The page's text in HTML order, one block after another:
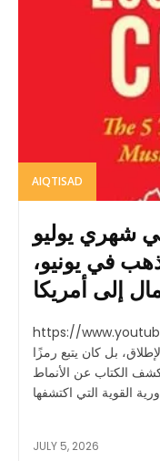
AIQTISAD
شهري يوليو
في يونيو،
إلى أمريكا
https://
بل كان يتبع رمزًا
يكشف الكتاب عن الأنماط
JULY 5, 2026